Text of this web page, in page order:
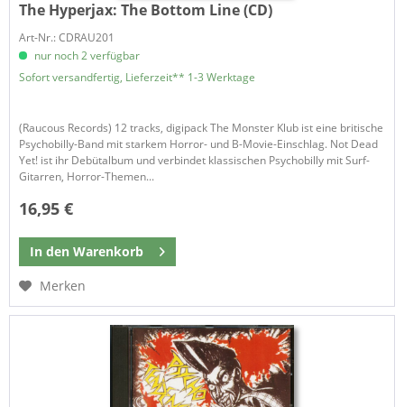
The Hyperjax:The Bottom Line (CD)
Art-Nr.: CDRAU201
nur noch 2 verfügbar
Sofort versandfertig, Lieferzeit** 1-3 Werktage
(Raucous Records) 12 tracks, digipack The Monster Klub ist eine britische
Psychobilly-Band mit starkem Horror- und B-Movie-Einschlag. Not Dead
Yet! ist ihr Debütalbum und verbindet klassischen Psychobilly mit Surf-
Gitarren, Horror-Themen...
16,95 €
In den Warenkorb
Merken